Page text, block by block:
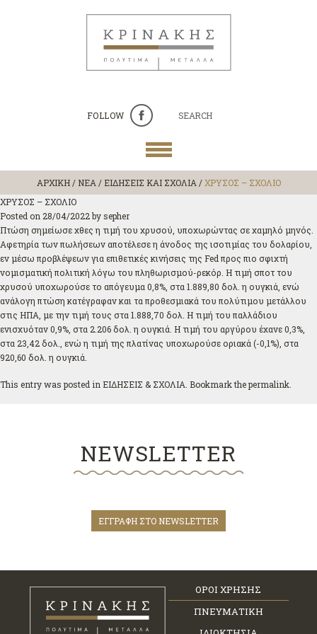
FOLLOW SEARCH
ΑΡΧΙΚΗ/ ΝΕΑ / ΕΙΔΗΣΕΙΣ ΚΑΙ ΣΧΟΛΙΑ /ΧΡΥΣΟΣ – ΣΧΟΛΙΟ
ΧΡΥΣΟΣ – ΣΧΟΛΙΟ
Posted on 28/04/2022bysepher
Πτώση σημείωσε χθες η τιμή του χρυσού, υποχωρώντας σε χαμηλό μηνός.
Αφετηρία των πωλήσεων αποτέλεσε η άνοδος της ισοτιμίας του δολαρίου,
εν μέσω προβλέψεων για επιθετικές κινήσεις της Fed προς πιο σφιχτή
νομισματική πολιτική λόγω του πληθωρισμού-ρεκόρ. Η τιμή σποτ του
χρυσού υποχωρούσε το απόγευμα 0,8%, στα 1.889,80 δολ. η ουγκιά, ενώ
ανάλογη πτώση κατέγραφαν και τα προθεσμιακά του πολύτιμου μετάλλου
στις ΗΠΑ, με την τιμή τους στα 1.888,70 δολ. Η τιμή του παλλάδιου
ενισχυόταν 0,9%, στα 2.206 δολ. η ουγκιά. Η τιμή του αργύρου έχανε 0,3%,
στα 23,42 δολ., ενώ η τιμή της πλατίνας υποχωρούσε οριακά (-0,1%), στα
920,60 δολ. η ουγκιά.
This entry was posted in ΕΙΔΗΣΕΙΣ & ΣΧΟΛΙΑ . Bookmark thepermalink
NEWSLETTER
ΕΓΓΡΑΦΗ ΣΤΟ NEWSLETTER
ΟΡΟΙ ΧΡΗΣΗΣ
ΠΝΕΥΜΑΤΙΚΗ